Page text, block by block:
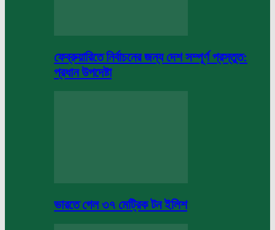
ফেব্রুয়ারিতে নির্বাচনের জন্য দেশ সম্পূর্ণ প্রস্তুত:
প্রধান উপদেষ্টা
ভারতে গেল ৩৭ মেট্রিক টন ইলিশ